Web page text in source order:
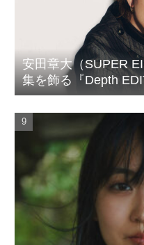
安田章大（SUPER
集を飾る『Depth